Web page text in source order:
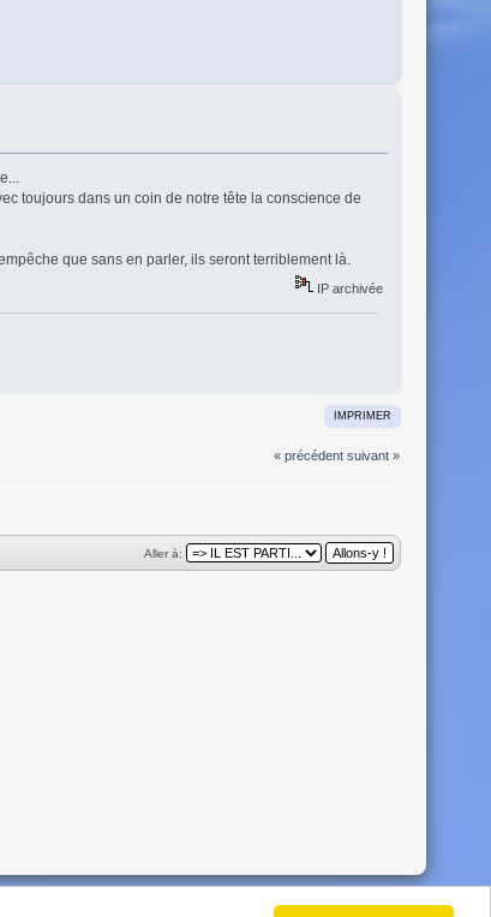
toujours dans un coin de notre tête la conscience de
que sans en parler, ils seront terriblement là.
IP archivée
IMPRIMER
« précédent suivant »
Aller à:
Bigskyby,Crip